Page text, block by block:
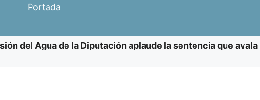
Portada
del Agua de la Diputación aplaude la sentencia que